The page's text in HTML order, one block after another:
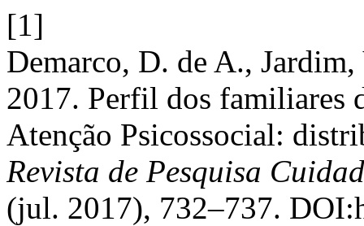
[1]
Demarco, D. de A.,
2017. Perfil dos familiares
Atenção Psicossocial:
Revista de Pesquisa
(jul. 2017), 732–737.